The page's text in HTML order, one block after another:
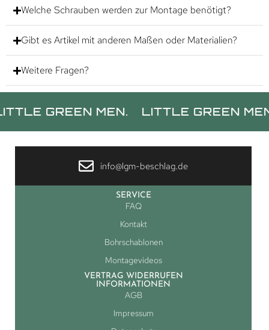
Welche Schrauben werden zur Montage benötigt?
Gibt es Artikel mit anderen Maßen oder Materialien?
Weitere Fragen?
MEN. LITTLE GREEN MEN.
info@lgm-beschlag.de
SERVICE
FAQ
Kontakt
Bohrschablonen
Montagevideos
VERTRAG WIDERRUFEN
INFORMATIONEN
AGB
Impressum